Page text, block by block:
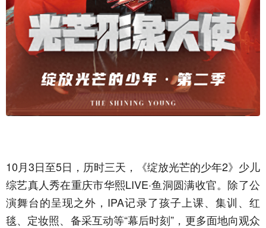
10月3日至5日，历时三天，《绽放光芒的少年2》少儿
综艺真人秀在重庆市华熙LIVE·鱼洞圆满收官。除了公
演舞台的呈现之外，IPA记录了孩子上课、集训、红
毯、定妆照、备采互动等“幕后时刻”，更多面地向观众